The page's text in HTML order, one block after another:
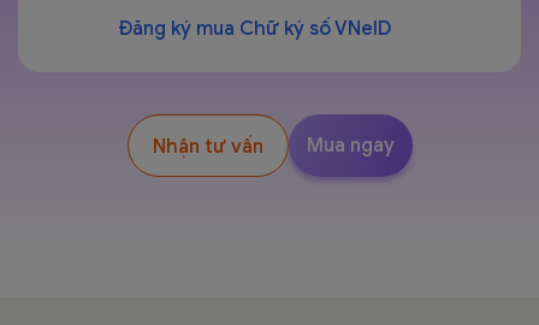
Đăng ký mua Chữ ký số VNeID
Nhận tư vấn Mua ngay